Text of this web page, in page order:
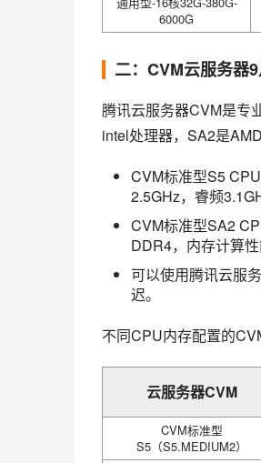
6000G
二：CVM云服务器
腾讯云服务器CVM是专
intel处理器，SA2是
CVM标准型S5
2.5GHz，睿频
CVM标准型SA2
DDR4，内存计算性
可以使用腾讯云服
迟。
不同CPU内存配置的
云服务器CVM
CVM标准型
S5（S5.MEDIUM2）